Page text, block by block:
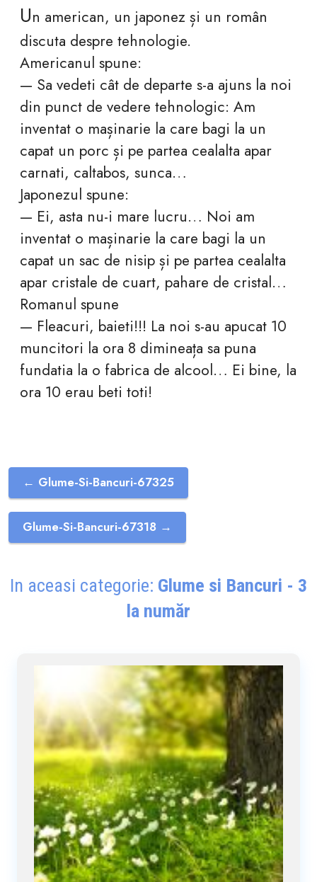
Un american, un japonez și un român
discuta despre tehnologie.
Americanul spune:
— Sa vedeti cât de departe s-a ajuns la noi
din punct de vedere tehnologic: Am
inventat o mașinarie la care bagi la un
capat un porc și pe partea cealalta apar
carnati, caltabos, sunca…
Japonezul spune:
— Ei, asta nu-i mare lucru… Noi am
inventat o mașinarie la care bagi la un
capat un sac de nisip și pe partea cealalta
apar cristale de cuart, pahare de cristal…
Romanul spune
— Fleacuri, baieti!!! La noi s-au apucat 10
muncitori la ora 8 dimineața sa puna
fundatia la o fabrica de alcool… Ei bine, la
ora 10 erau beti toti!
← Glume-Si-Bancuri-67325
Glume-Si-Bancuri-67318 →
In aceasi categorie: Glume si Bancuri - 3
la număr